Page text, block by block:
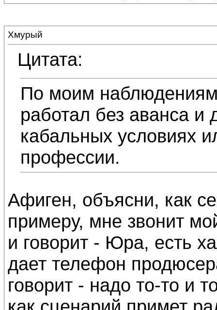
Хмурый
Цитата:
По моим
работал без аванса и
кабальных условиях
профессии.
Афиген, объясни, как
примеру, мне звонит
и говорит - Юра, есть
дает телефон
говорит - надо то-то и